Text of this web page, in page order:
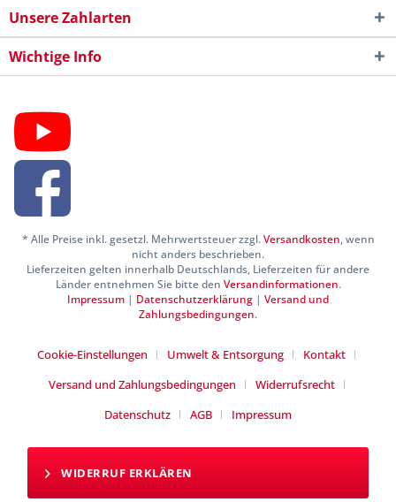
Unsere Zahlarten
Wichtige Info
* Alle Preise inkl. gesetzl. Mehrwertsteuer zzgl.Versandkosten, wenn
nicht anders beschrieben.
Lieferzeiten gelten innerhalb Deutschlands, Lieferzeiten für andere
Länder entnehmen Sie bitte den Versandinformationen.
Impressum | Datenschutzerklärung | Versand und
Zahlungsbedingungen.
Cookie-Einstellungen Umwelt & Entsorgung
Kontakt
Versand und Zahlungsbedingungen
Widerrufsrecht
Datenschutz
AGB Impressum
WIDERRUF ERKLÄREN